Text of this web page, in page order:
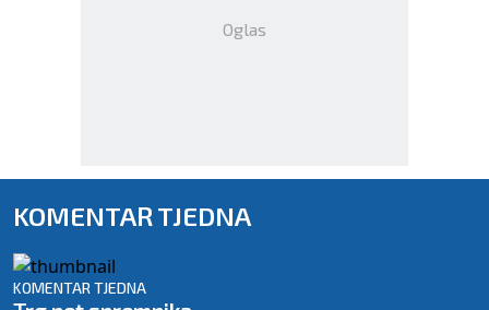
Oglas
KOMENTAR TJEDNA
KOMENTAR TJEDNA